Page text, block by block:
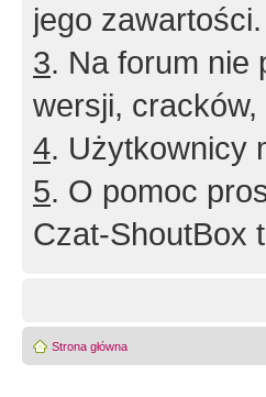
jego zawartości.
3. Na forum nie
wersji,
4. Użytkownicy
5. O pomoc
Czat-ShoutBox
Strona główna